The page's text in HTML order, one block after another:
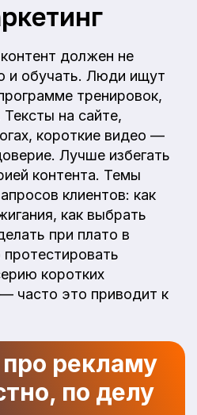
должен не
и обучать. Люди ищут
тренировок,
на сайте,
короткие видео —
Лучше избегать
контента. Темы
клиентов: как
как выбрать
при плато в
коротких
часто это приводит к
рекламу
по делу